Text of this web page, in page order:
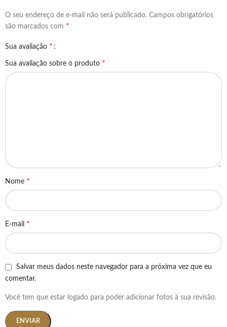
O seu endereço de e-mail não será publicado. Campos obrigatórios
são marcados com *
Sua avaliação *
Sua avaliação sobre o produto *
Nome *
E-mail *
Salvar meus dados neste navegador para a próxima vez que eu
comentar.
Você tem que estar logado para poder adicionar fotos à sua revisão.